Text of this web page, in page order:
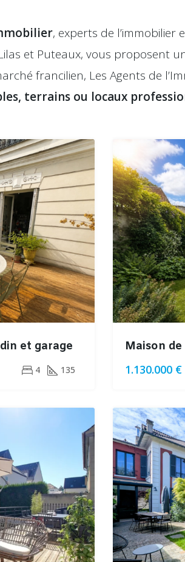
, experts de l’immobilier
et Puteaux, vous proposent
francilien, Les Agents de
terrains ou locaux
et garage
4 135
Maison
1.130.000 €